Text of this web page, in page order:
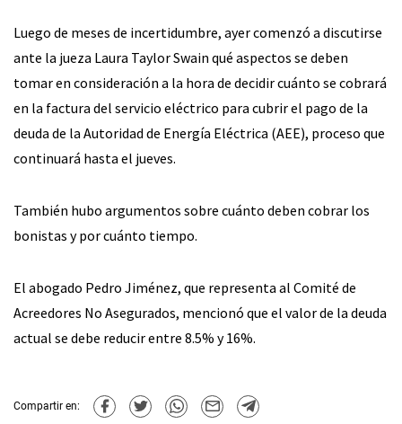
Luego de meses de incertidumbre, ayer comenzó a discutirse
ante la jueza Laura Taylor Swain qué aspectos se deben
tomar en consideración a la hora de decidir cuánto se cobrará
en la factura del servicio eléctrico para cubrir el pago de la
deuda de la Autoridad de Energía Eléctrica (AEE), proceso que
continuará hasta el jueves.
También hubo argumentos sobre cuánto deben cobrar los
bonistas y por cuánto tiempo.
El abogado Pedro Jiménez, que representa al Comité de
Acreedores No Asegurados, mencionó que el valor de la deuda
actual se debe reducir entre 8.5% y 16%.
Compartir en: